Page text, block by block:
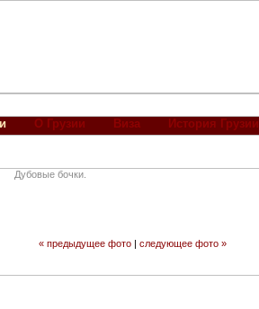
О Грузии Виза История Грузии
Дубовые бочки.
« предыдущее фото | следующее фото »